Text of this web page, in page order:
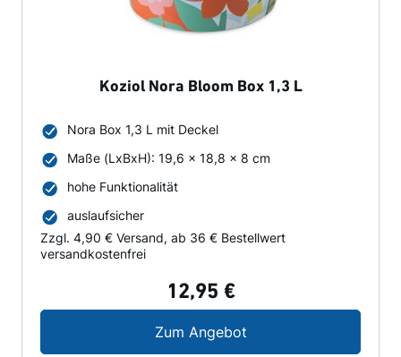
Koziol Nora Bloom Box 1,3 L
Nora Box 1,3 L mit Deckel
Maße (LxBxH): 19,6 x 18,8 x 8 cm
hohe Funktionalität
auslaufsicher
Zzgl. 4,90 € Versand, ab 36 € Bestellwert
versandkostenfrei
12,95 €
Zum AngebotKoziol Nora Bloom